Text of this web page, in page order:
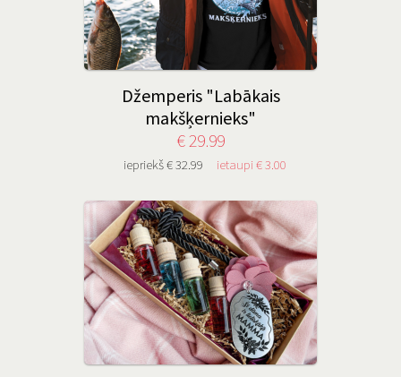
Džemperis "Labākais
makšķernieks"
€ 29.99
iepriekš € 32.99 ietaupi € 3.00